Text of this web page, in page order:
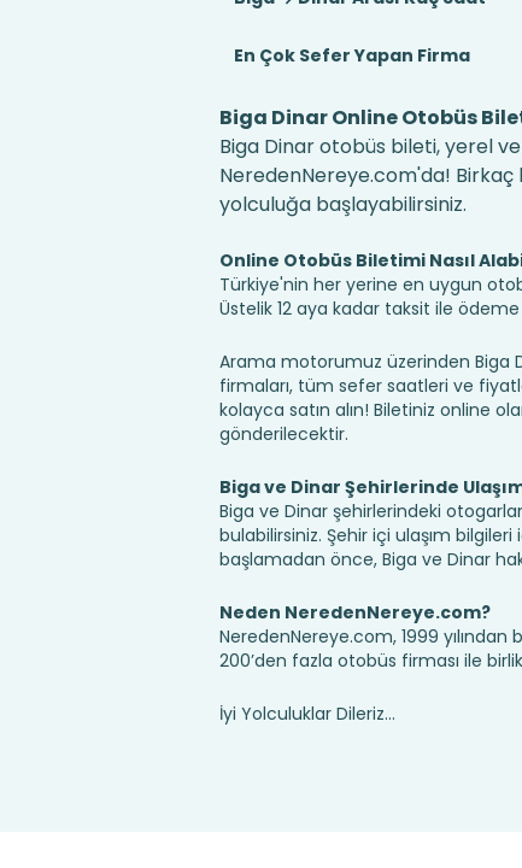
En Çok Sefer Yapan Firma
Biga Dinar Online Otobüs
Biga Dinar otobüs bileti, yerel
NeredenNereye.com'da! Birkaç
yolculuğa başlayabilirsiniz.
Online Otobüs Biletimi Nasıl
Türkiye'nin her yerine en uygun
Üstelik 12 aya kadar taksit ile
Arama motorumuz üzerinden Biga
firmaları, tüm sefer saatleri ve
kolayca satın alın! Biletiniz online
gönderilecektir.
Biga ve Dinar Şehirlerinde
Biga ve Dinar şehirlerindeki
bulabilirsiniz. Şehir içi ulaşım
başlamadan önce, Biga ve Dinar
Neden NeredenNereye.com?
NeredenNereye.com, 1999
200’den fazla otobüs firması ile
İyi Yolculuklar Dileriz...